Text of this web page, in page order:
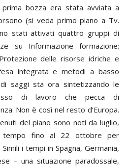
bozza era stata avviata a
(si veda primo piano a Tv.
stati attivati quattro gruppi di
su Informazione formazione;
delle risorse idriche e
integrata e metodi a basso
saggi sta ora sintetizzando le
di lavoro che pecca di
Non è così nel resto d’Europa.
del piano sono noti da luglio,
tempo fino al 22 ottobre per
i tempi in Spagna, Germania,
– una situazione paradossale,